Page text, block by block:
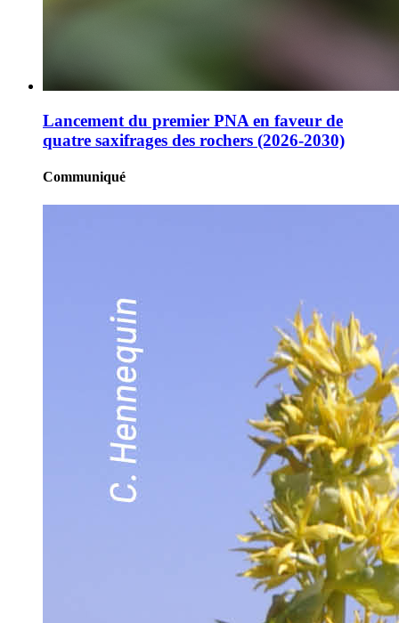
Lancement du premier PNA en faveur de
quatre saxifrages des rochers (2026-2030)
Communiqué